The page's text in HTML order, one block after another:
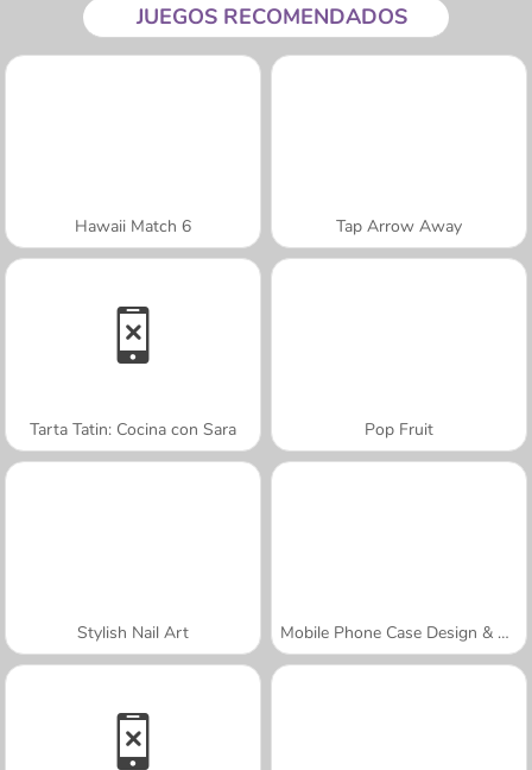
JUEGOS RECOMENDADOS
Hawaii Match 6 Tap Arrow Away
Tarta Tatin: Cocina con Sara Pop Fruit
Stylish Nail Art Mobile Phone Case Design & DIY